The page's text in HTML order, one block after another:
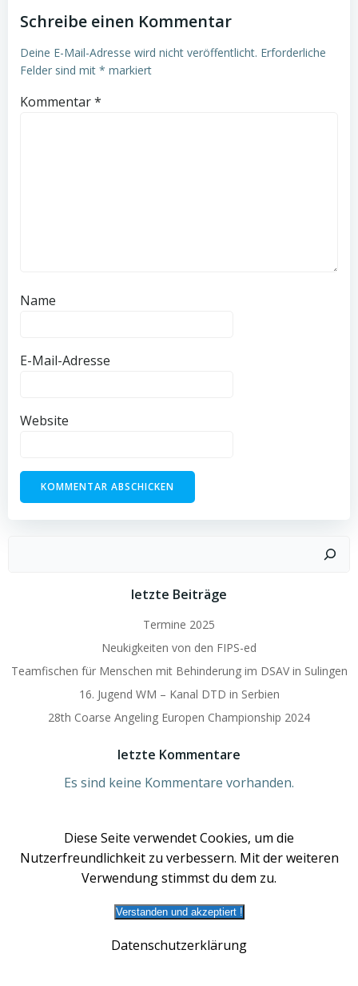
Schreibe einen Kommentar
Deine E-Mail-Adresse wird nicht veröffentlicht. Erforderliche
Felder sind mit * markiert
Kommentar*
Name
E-Mail-Adresse
Website
letzte Beiträge
Termine 2025
Neukigkeiten von den FIPS-ed
Teamfischen für Menschen mit Behinderung im DSAV in Sulingen
16. Jugend WM – Kanal DTD in Serbien
28th Coarse Angeling Europen Championship 2024
letzte Kommentare
Es sind keine Kommentare vorhanden.
© 2026 DSAV | Deutscher Süßwasseranglerverband
e.V.. Created for free using WordPress and
Diese Seite verwendet Cookies, um die
Nutzerfreundlichkeit zu verbessern. Mit der weiteren
Verwendung stimmst du dem zu.
Verstanden und akzeptiert !
Datenschutzerklärung